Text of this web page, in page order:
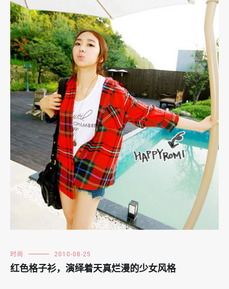
时尚 2010-08-25
红色格子衫，演绎着天真烂漫的少女风格